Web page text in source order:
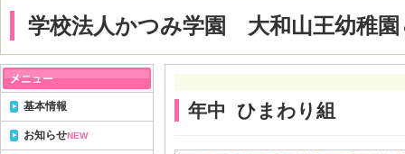
学校法人かつみ学園 大和山王幼稚園
年中 ひまわり組
基本情報
お知らせNEW